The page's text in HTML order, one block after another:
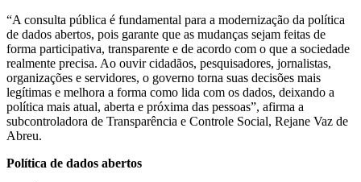
“A consulta pública é fundamental para a modernização da política
de dados abertos, pois garante que as mudanças sejam feitas de
forma participativa, transparente e de acordo com o que a sociedade
realmente precisa. Ao ouvir cidadãos, pesquisadores, jornalistas,
organizações e servidores, o governo torna suas decisões mais
legítimas e melhora a forma como lida com os dados, deixando a
política mais atual, aberta e próxima das pessoas”, afirma a
subcontroladora de Transparência e Controle Social, Rejane Vaz de
Abreu.
Política de dados abertos